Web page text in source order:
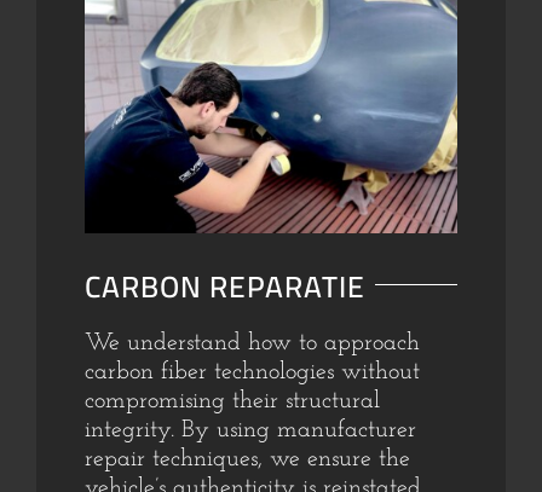
CARBON REPARATIE
We understand how to approach
carbon fiber technologies without
compromising their structural
integrity. By using manufacturer
repair techniques, we ensure the